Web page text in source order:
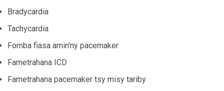
Bradycardia
Tachycardia
Fomba fiasa amin'ny pacemaker
Fametrahana ICD
Fametrahana pacemaker tsy misy tariby